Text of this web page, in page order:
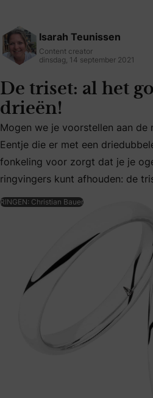
Isarah Teunissen
Content creator
dinsdag, 14 september 2021
De triset: al het
drieën!
Mogen we je voorstellen aan
Mogen we je voorstellen aan de
Eentje die er met een
fonkeling voor zorgt dat je je
ringvingers kunt afhouden: de
RINGEN: Christian Bauer